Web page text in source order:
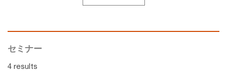
セミナー
4 results